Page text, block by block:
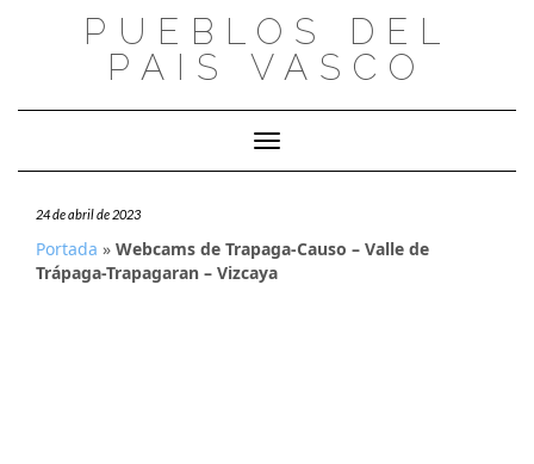
PUEBLOS DEL
PAIS VASCO
Cambiar modo de navegación
24 de abril de 2023
Portada » Webcams de Trapaga-Causo – Valle de
Trápaga-Trapagaran – Vizcaya